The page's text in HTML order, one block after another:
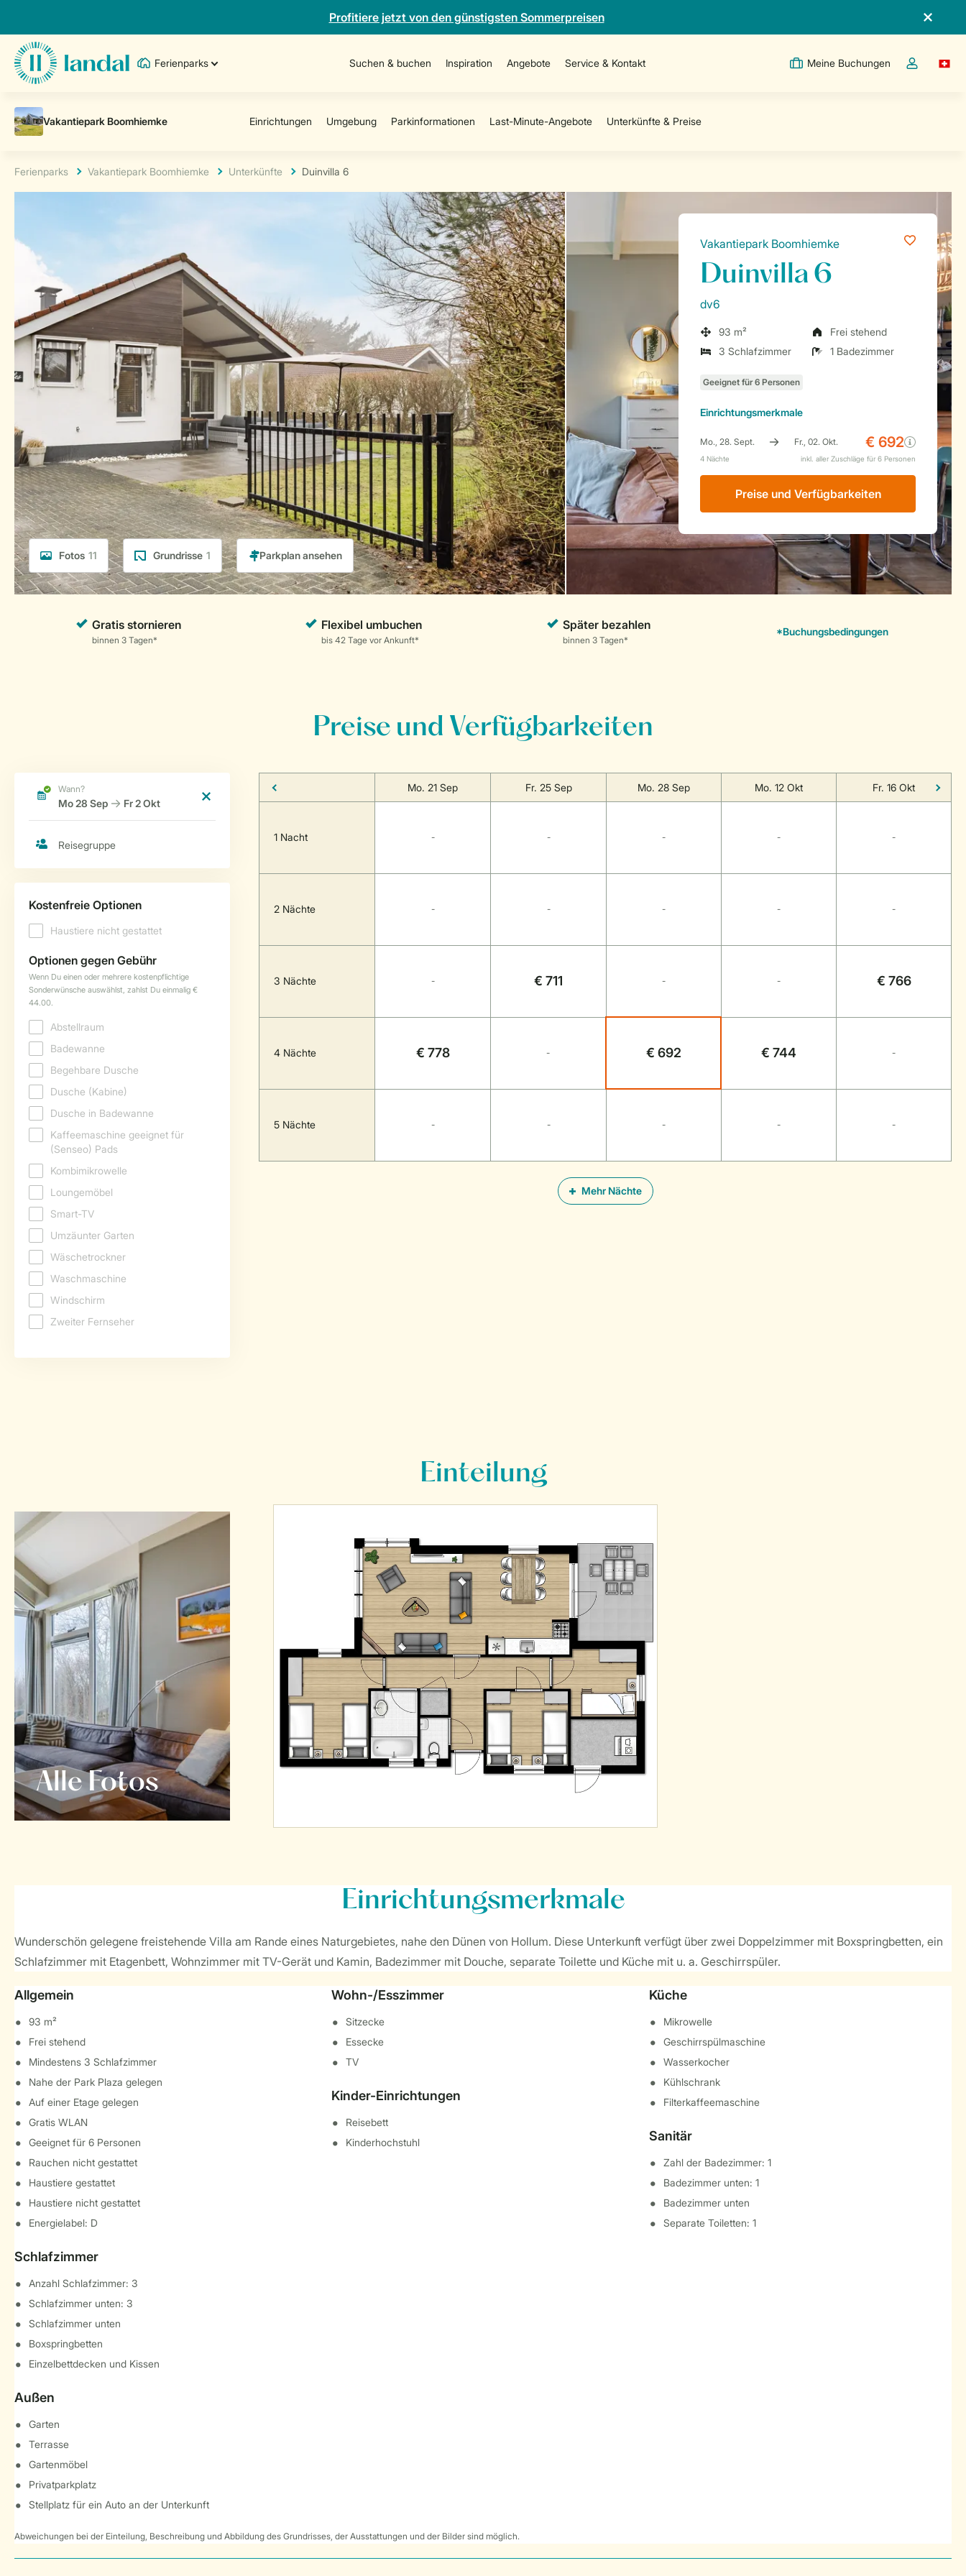
Profitiere jetzt von den günstigsten Sommerpreisen
Ferienparks Suchen & buchen Inspiration Angebote Service & Kontakt Meine Buchungen
Dropdown-
Ferienparks Vakantiepark Boomhiemke Unterkünfte Duinvilla 6
Fotos 11 Grundrisse 1
Vakantiepark Boomhiemke
Duinvilla 6
dv6
93 m²
Frei stehend
3 Schlafzimmer
1 Badezimmer
Einrichtungsmerkmale
Preise und Verfügbarkeiten
Preise und Verfügbarkeiten
Mehr Nächte
Mo. 21 Sep Fr. 25 Sep Mo. 28 Sep Mo. 12 Okt Fr. 16 Okt
1 Nacht - - - - -
2 Nächte - - - - -
3 Nächte - € 711 - - € 766
4 Nächte € 778 - € 692 € 744 -
5 Nächte - - - - -
Einteilung
Alle Fotos
Einrichtungsmerkmale
Wunderschön gelegene freistehende Villa am Rande eines Naturgebietes, nahe den Dünen von Hollum. Diese Unterkunft verfügt über zwei Doppelzimmer mit Boxspringbetten, ein
Schlafzimmer mit Etagenbett, Wohnzimmer mit TV-Gerät und Kamin, Badezimmer mit Douche, separate Toilette und Küche mit u. a. Geschirrspüler.
Allgemein
93 m²
Frei stehend
Mindestens 3 Schlafzimmer
Nahe der Park Plaza gelegen
Auf einer Etage gelegen
Gratis WLAN
Geeignet für 6 Personen
Rauchen nicht gestattet
Haustiere gestattet
Haustiere nicht gestattet
Energielabel: D
Schlafzimmer
Anzahl Schlafzimmer: 3
Schlafzimmer unten: 3
Schlafzimmer unten
Boxspringbetten
Einzelbettdecken und Kissen
Außen
Garten
Terrasse
Gartenmöbel
Privatparkplatz
Stellplatz für ein Auto an der Unterkunft
Wohn-/Esszimmer
Sitzecke
Essecke
TV
Kinder-Einrichtungen
Reisebett
Kinderhochstuhl
Küche
Mikrowelle
Geschirrspülmaschine
Wasserkocher
Kühlschrank
Filterkaffeemaschine
Sanitär
Zahl der Badezimmer: 1
Badezimmer unten: 1
Badezimmer unten
Separate Toiletten: 1
Abweichungen bei der Einteilung, Beschreibung und Abbildung des Grundrisses, der Ausstattungen und der Bilder sind möglich.